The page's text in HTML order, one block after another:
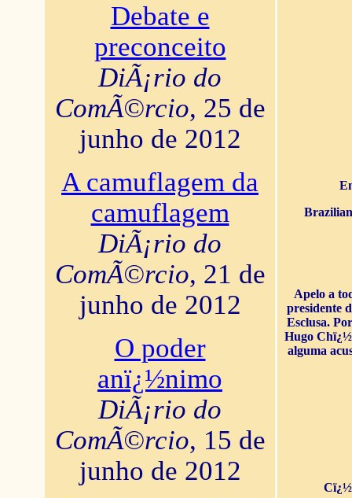
Debate e
preconceito
DiÃ¡rio do
ComÃ©rcio, 25 de
junho de 2012
A camuflagem da
camuflagem
DiÃ¡rio do
ComÃ©rcio, 21 de
junho de 2012
O poder
anï¿½nimo
DiÃ¡rio do
ComÃ©rcio, 15 de
junho de 2012
Apelo a
presidente
Esclusa.
Hugo
alguma